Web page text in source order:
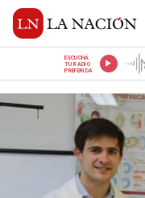
ESCUCHÁ
TU RADIO
PREFERIDA